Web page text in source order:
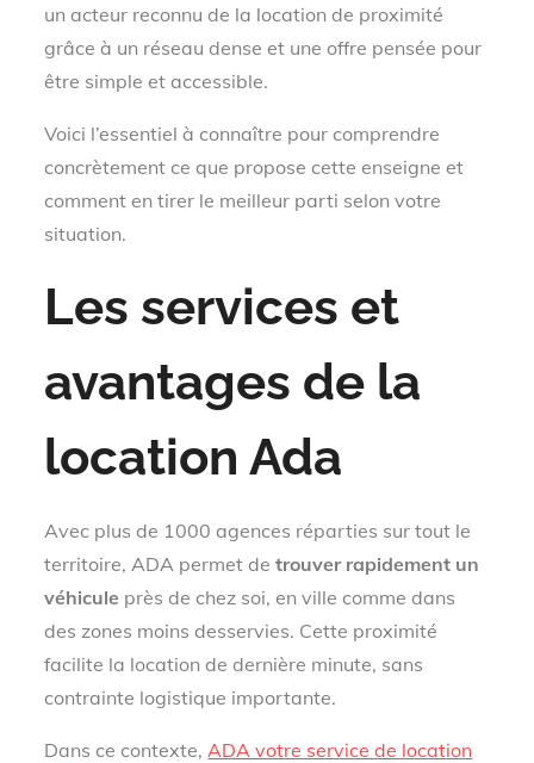
un acteur reconnu de la location de proximité
grâce à un réseau dense et une offre pensée pour
être simple et accessible.
Voici l’essentiel à connaître pour comprendre
concrètement ce que propose cette enseigne et
comment en tirer le meilleur parti selon votre
situation.
Les services et
avantages de la
location Ada
Avec plus de 1000 agences réparties sur tout le
territoire, ADA permet de trouver rapidement un
véhicule près de chez soi, en ville comme dans
des zones moins desservies. Cette proximité
facilite la location de dernière minute, sans
contrainte logistique importante.
Dans ce contexte, ADA votre service de location